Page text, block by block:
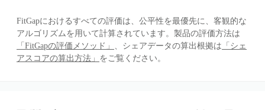
FitGapにおけるすべての評価は、公平性を最優先に、客観的な
アルゴリズムを用いて計算されています。製品の評価方法は
「FitGapの評価メソッド」 、シェアデータの算出根拠は 「シェ
アスコアの算出方法」 をご覧ください。